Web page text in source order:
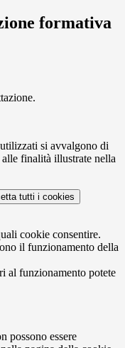
formativa
si avvalgono di
finalità illustrate nella
tutti i cookies
cookie consentire.
il funzionamento della
al funzionamento potete
possono essere